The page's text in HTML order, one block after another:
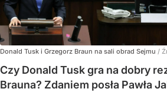
Donald Tusk i Grzegorz Braun na sali obrad Sejmu /
Czy Donald Tusk gra na dobry
Brauna? Zdaniem posła Pawła